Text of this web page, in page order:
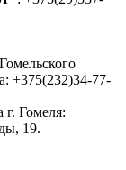
+375(232)34-77-
Гомеля:
19.